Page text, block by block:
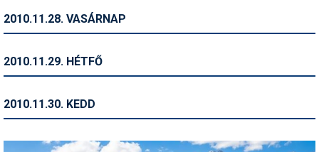
2010.11.28. VASÁRNAP
2010.11.29. HÉTFŐ
2010.11.30. KEDD